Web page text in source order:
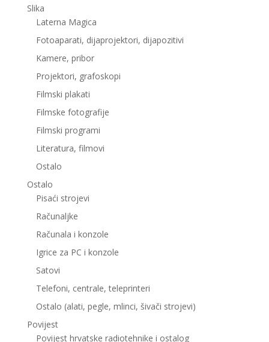
Slika
Laterna Magica
Fotoaparati, dijaprojektori, dijapozitivi
Kamere, pribor
Projektori, grafoskopi
Filmski plakati
Filmske fotografije
Filmski programi
Literatura, filmovi
Ostalo
Ostalo
Pisaći strojevi
Računaljke
Računala i konzole
Igrice za PC i konzole
Satovi
Telefoni, centrale, teleprinteri
Ostalo (alati, pegle, mlinci, šivači strojevi)
Povijest
Povijest hrvatske radiotehnike i ostalog